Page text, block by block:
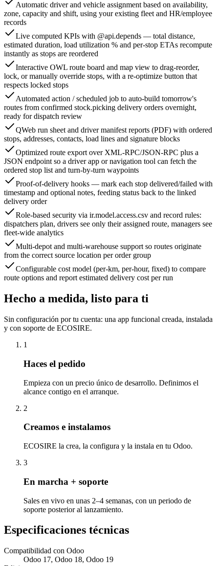
Automatic driver and vehicle assignment based on availability,
zone, capacity and shift, using your existing fleet and HR/employee
records
Live computed KPIs with @api.depends — total distance,
estimated duration, load utilization % and per-stop ETAs recompute
instantly as stops are reordered
Interactive OWL route board and map view to drag-reorder,
lock, or manually override stops, with a re-optimize button that
respects locked stops
Automated action / scheduled job to auto-build tomorrow's
routes from confirmed stock.picking delivery orders overnight,
ready for dispatch review
QWeb run sheet and driver manifest reports (PDF) with ordered
stops, addresses, contacts, load lines and signature blocks
Optimized route export over XML-RPC/JSON-RPC plus a
JSON endpoint so a driver app or navigation tool can fetch the
ordered stop list and turn-by-turn waypoints
Proof-of-delivery hooks — mark each stop delivered/failed with
timestamp and optional notes, feeding status back to the linked
delivery order
Role-based security via ir.model.access.csv and record rules:
dispatchers plan, drivers see only their assigned route, managers see
fleet-wide analytics
Multi-depot and multi-warehouse support so routes originate
from the correct source location per order group
Configurable cost model (per-km, per-hour, fixed) to compare
route options and report estimated delivery cost per run
Hecho a medida, listo para ti
Sin configuración por tu cuenta: una app funcional creada, instalada
y con soporte de ECOSIRE.
1
Haces el pedido
Empieza con un precio único de desarrollo. Definimos el
alcance contigo en el arranque.
2
Creamos e instalamos
ECOSIRE la crea, la configura y la instala en tu Odoo.
3
En marcha + soporte
Sales en vivo en unas 2–4 semanas, con un periodo de
soporte posterior al lanzamiento.
Especificaciones técnicas
Compatibilidad con Odoo
Odoo 17, Odoo 18, Odoo 19